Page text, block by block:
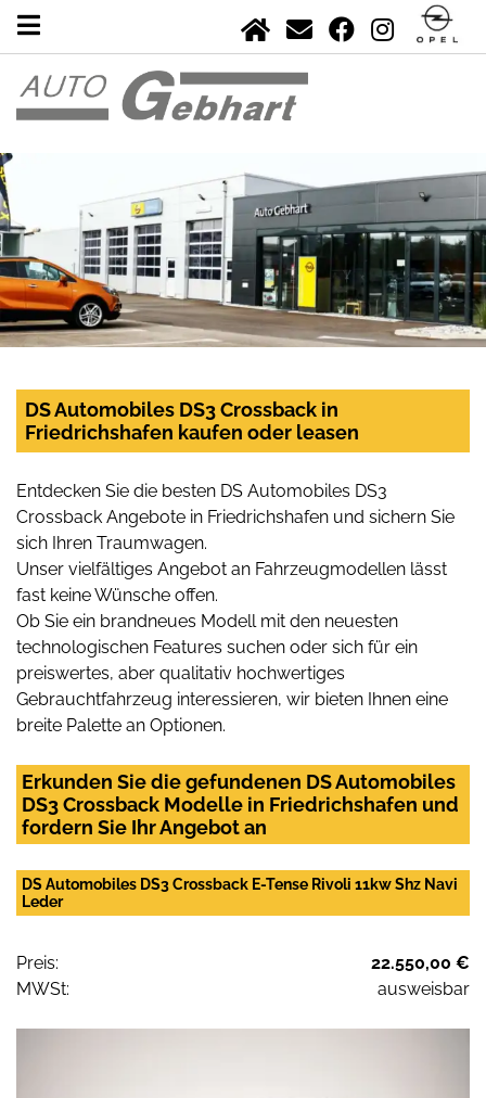
DS Automobiles DS3 Crossback in
Friedrichshafen kaufen oder leasen
Entdecken Sie die besten DS Automobiles DS3
Crossback Angebote in Friedrichshafen und sichern Sie
sich Ihren Traumwagen.
Unser vielfältiges Angebot an Fahrzeugmodellen lässt
fast keine Wünsche offen.
Ob Sie ein brandneues Modell mit den neuesten
technologischen Features suchen oder sich für ein
preiswertes, aber qualitativ hochwertiges
Gebrauchtfahrzeug interessieren, wir bieten Ihnen eine
breite Palette an Optionen.
Erkunden Sie die gefundenen DS Automobiles
DS3 Crossback Modelle in Friedrichshafen und
fordern Sie Ihr Angebot an
DS Automobiles DS3 Crossback E-Tense Rivoli 11kw Shz Navi
Leder
Preis:
22.550,00 €
MWSt:
ausweisbar